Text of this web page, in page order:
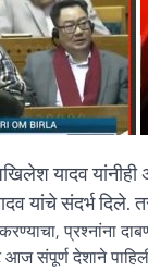
यादव यांनीही
यांचे संदर्भ दिले.
प्रश्नांना
आज संपूर्ण देशाने